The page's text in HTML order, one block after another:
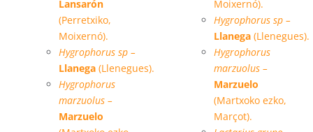
Lansarón
(Perretxiko,
Moixernó).
Hygrophorus sp –
Llanega(Llenegues).
Hygrophorus
marzuolus –
Marzuelo
Moixernó).
Hygrophorus sp –
Llanega (Llenegues).
Hygrophorus
marzuolus –
Marzuelo
(Martxoko ezko,
Marçot).